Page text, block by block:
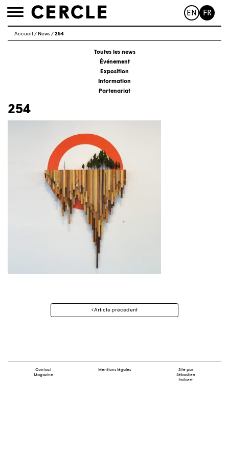
Toggle
EN FR
Accueil / News/254
Toutes les news
Événement
Exposition
Information
Partenariat
254
Navigation
Article précédent
Contact
Magazine
Mentions légales
Site par
Sébastien
Poilvert